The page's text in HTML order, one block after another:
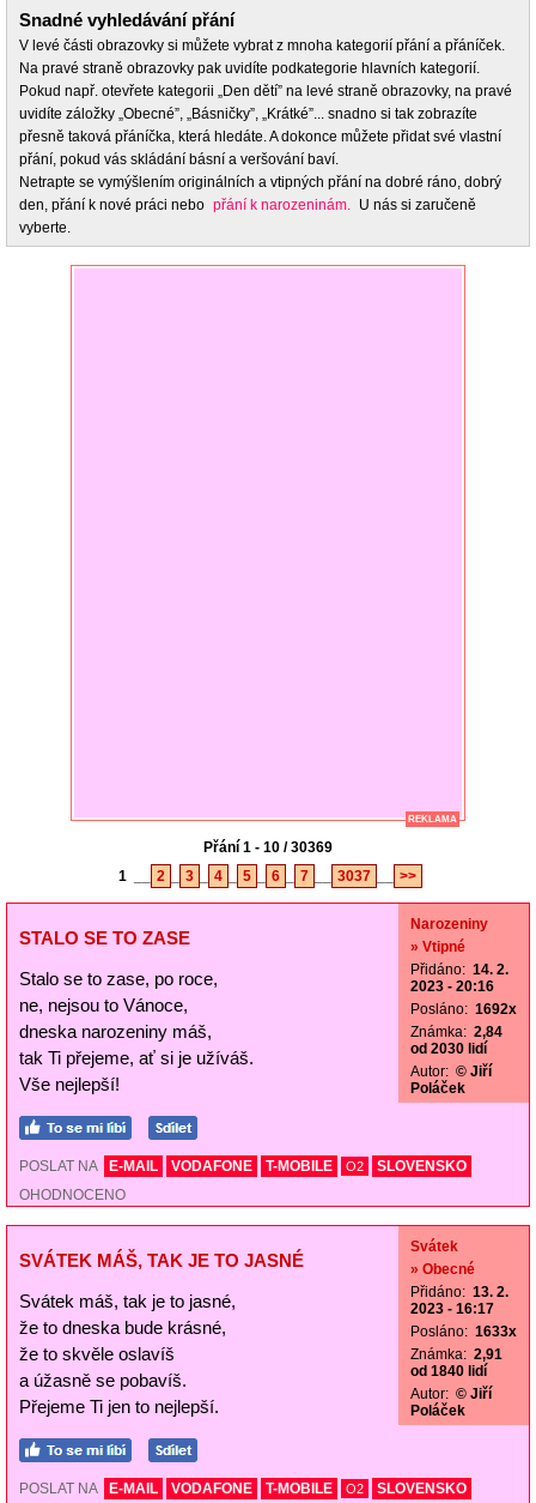
Snadné vyhledávání přání
V levé části obrazovky si můžete vybrat z mnoha kategorií přání a přáníček.
Na pravé straně obrazovky pak uvidíte podkategorie hlavních kategorií.
Pokud např. otevřete kategorii „Den dětí” na levé straně obrazovky, na pravé
uvidíte záložky „Obecné”, „Básničky”, „Krátké”... snadno si tak zobrazíte
přesně taková přáníčka, která hledáte. A dokonce můžete přidat své vlastní
přání, pokud vás skládání básní a veršování baví.
Netrapte se vymýšlením originálních a vtipných přání na dobré ráno, dobrý
den, přání k nové práci nebo přání k narozeninám. U nás si zaručeně
vyberte.
REKLAMA
Přání 1 - 10 / 30369
1
2 3 4 5 6 7 3037 >>
STALO SE TO ZASE
Stalo se to zase, po roce,
ne, nejsou to Vánoce,
dneska narozeniny máš,
tak Ti přejeme, ať si je užíváš.
Vše nejlepší!
Narozeniny
» Vtipné
Přidáno: 14. 2.
2023 - 20:16
Posláno: 1692x
Známka: 2,84
od 2030 lidí
Autor: © Jiří
Poláček
POSLAT NA E-MAIL VODAFONE T-MOBILE O2
SLOVENSKO
OHODNOCENO
SVÁTEK MÁŠ, TAK JE TO JASNÉ
Svátek máš, tak je to jasné,
že to dneska bude krásné,
že to skvěle oslavíš
a úžasně se pobavíš.
Přejeme Ti jen to nejlepší.
Svátek
» Obecné
Přidáno: 13. 2.
2023 - 16:17
Posláno: 1633x
Známka: 2,91
od 1840 lidí
Autor: © Jiří
Poláček
POSLAT NA E-MAIL VODAFONE T-MOBILE O2
SLOVENSKO